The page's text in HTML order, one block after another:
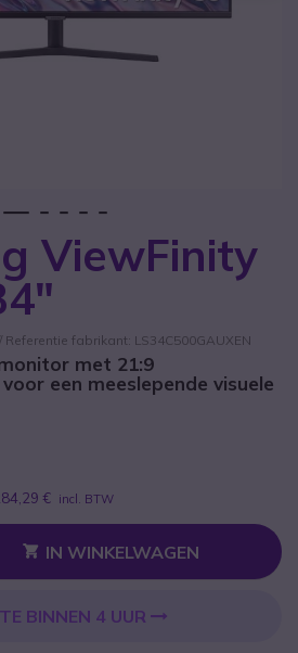
ViewFinity
Referentie fabrikant: LS34C500GAUXEN
met 21:9
een meeslepende visuele
€ incl. BTW
IN WINKELWAGEN
BINNEN 4 UUR
afbeeldingen-gallerij